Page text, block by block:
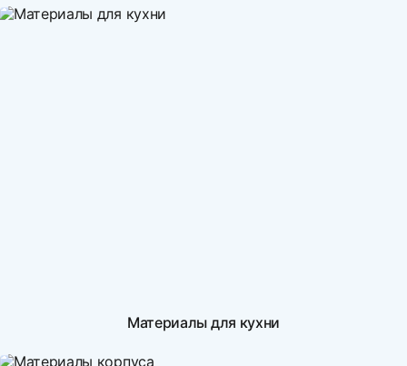
Материалы для кухни